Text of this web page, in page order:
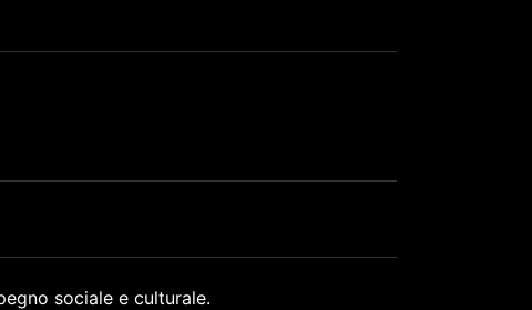
sociale e culturale.